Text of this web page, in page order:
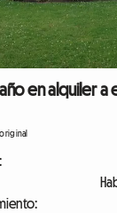
en alquiler a